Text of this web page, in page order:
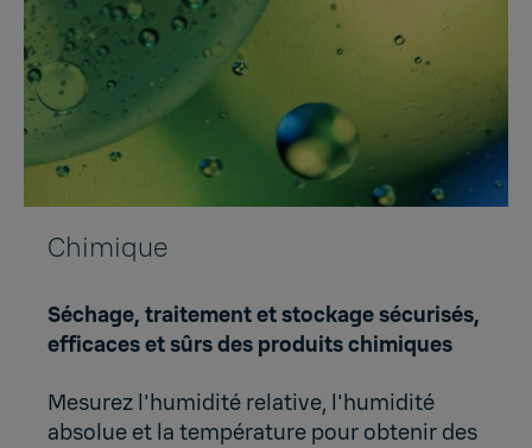
Chimique
Séchage, traitement et stockage sécurisés,
efficaces et sûrs des produits chimiques
Mesurez l'humidité relative, l'humidité
absolue et la température pour obtenir des